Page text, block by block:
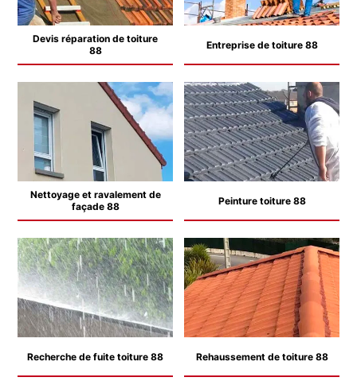
Devis réparation de toiture
88
Entreprise de toiture 88
Nettoyage et ravalement de
façade 88
Peinture toiture 88
Recherche de fuite toiture 88 Rehaussement de toiture 88